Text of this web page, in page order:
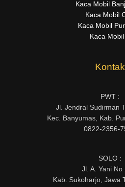
Kaca Mobil
Kaca Mobil
Kaca Mobil
Kaca
Kontak
PWT :
Jl. Jendral Sudirman
Kec. Banyumas, Kab.
0822-2356-
SOLO :
Jl. A. Yani No
Kab. Sukoharjo, Jawa